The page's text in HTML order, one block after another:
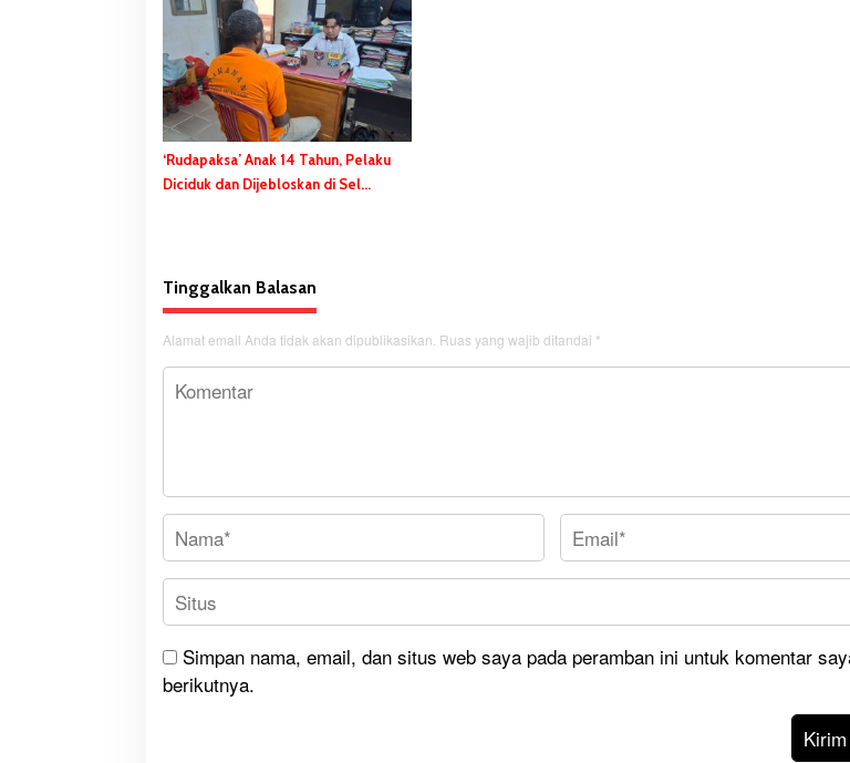
‘Rudapaksa’ Anak 14 Tahun, Pelaku
Diciduk dan Dijebloskan di Sel
Tinggalkan Balasan
Alamat email Anda tidak akan dipublikasikan. Ruas yang wajib ditandai *
Simpan nama, email, dan situs web saya pada peramban ini untuk komentar
berikutnya.